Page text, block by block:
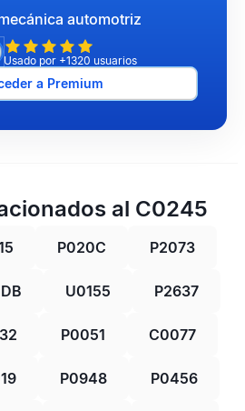
automotriz
Usado por +1320 usuarios
a Premium
al C0245
P020C P2073
U0155 P2637
P0051 C0077
P0948 P0456